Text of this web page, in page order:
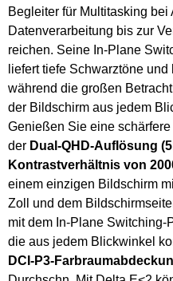
Begleiter für Multitasking
Datenverarbeitung bis zur
reichen. Seine In-Plane
liefert tiefe Schwarztöne
während die großen
der Bildschirm aus jedem
Genießen Sie eine
der Dual-QHD-Auflösung
Kontrastverhältnis von
einem einzigen Bildschirm
Zoll und dem
mit dem In-Plane Switching-
die aus jedem Blickwinkel
DCI-P3-